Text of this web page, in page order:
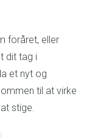
foråret, eller
dit tag i
et nyt og
til at virke
stige.